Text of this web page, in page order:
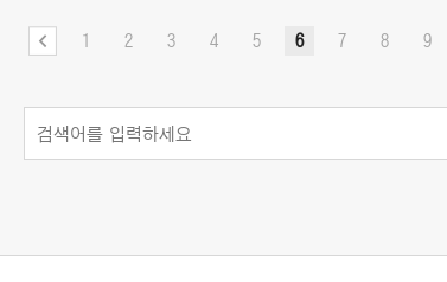
1 2 3 4 5 6 7 8 9